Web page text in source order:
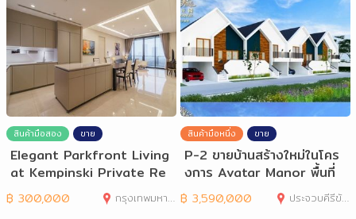
สินค้ามือสอง ขาย
Elegant Parkfront Living
at Kempinski Private Re
sidences
฿ 300,000 กรุงเทพมหานคร
สินค้ามือหนึ่ง ขาย
P-2 ขายบ้านสร้างใหม่ในโคร
งการ Avatar Manor พื้นที่
อ.หัวหิน
฿ 3,590,000 ประจวบคีรีขันธ์